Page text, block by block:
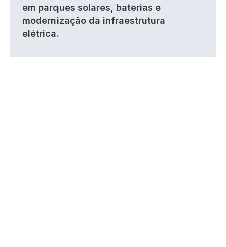
em parques solares, baterias e
modernização da infraestrutura
elétrica.